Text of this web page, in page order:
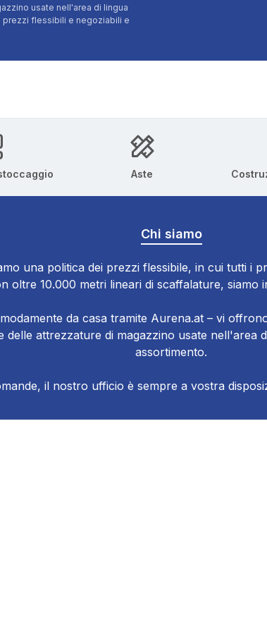
usate nell'area di lingua
flessibili e negoziabili e
Aste
Chi siamo
una politica dei prezzi flessibile, in cui tutti i
oltre 10.000 metri lineari di scaffalature, siamo
da casa tramite Aurena.at – vi
attrezzature di magazzino usate
assortimento.
il nostro ufficio è sempre a vostra